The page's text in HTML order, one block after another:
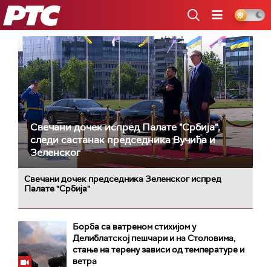
РТС
Свечани дочек испред Палате "Србија",
следи састанак председника Вучића и
Зеленског
Свечани дочек председника Зеленског испред
Палате "Србија"
Борба са ватреном стихијом у
Делиблатској пешчари и на Столовима,
стање на терену зависи од температуре и
ветра